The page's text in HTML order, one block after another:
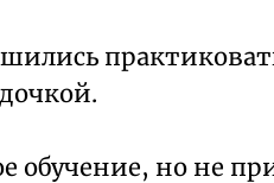
обучение, но не